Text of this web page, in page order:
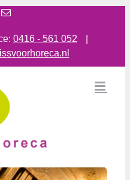
E-
0416 - 561 052